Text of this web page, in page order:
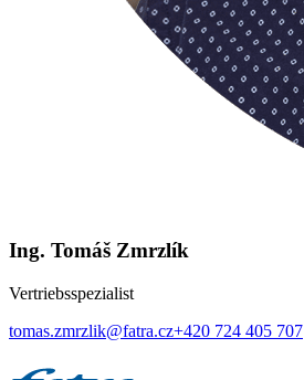
Ing. Tomáš Zmrzlík
Vertriebsspezialist
tomas.zmrzlik@fatra.cz+420 724 405 707